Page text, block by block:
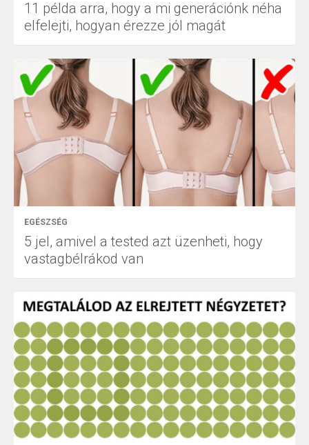
11 példa arra, hogy a mi generációnk néha
elfelejti, hogyan érezze jól magát
EGÉSZSÉG
5 jel, amivel a tested azt üzenheti, hogy
vastagbélrákod van